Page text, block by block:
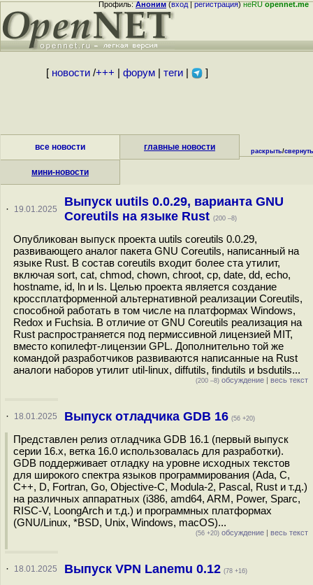
Профиль:Аноним(вход|регистрация)неRUopennet.me
[ новости/+++ форум| теги| ]
все новости главные новости
мини-новости
раскрыть/свернуть
· 19.01.2025
Выпуск uutils 0.0.29, варианта GNU
Coreutils на языке Rust (200 –8)
Опубликован выпуск проекта uutils coreutils 0.0.29,
развивающего аналог пакета GNU Coreutils, написанный на
языке Rust. В состав coreutils входит более ста утилит,
включая sort, cat, chmod, chown, chroot, cp, date, dd, echo,
hostname, id, ln и ls. Целью проекта является создание
кроссплатформенной альтернативной реализации Coreutils,
способной работать в том числе на платформах Windows,
Redox и Fuchsia. В отличие от GNU Coreutils реализация на
Rust распространяется под пермиссивной лицензией MIT,
вместо копилефт-лицензии GPL. Дополнительно той же
командой разработчиков развиваются написанные на Rust
аналоги наборов утилит util-linux, diffutils, findutils и bsdutils...
(200 –8) обсуждение | весь текст
· 18.01.2025 Выпуск отладчика GDB 16 (56 +20)
Представлен релиз отладчика GDB 16.1 (первый выпуск
серии 16.x, ветка 16.0 использовалась для разработки).
GDB поддерживает отладку на уровне исходных текстов
для широкого спектра языков программирования (Ada, C,
C++, D, Fortran, Go, Objective-C, Modula-2, Pascal, Rust и т.д.)
на различных аппаратных (i386, amd64, ARM, Power, Sparc,
RISC-V, LoongArch и т.д.) и программных платформах
(GNU/Linux, *BSD, Unix, Windows, macOS)...
(56 +20) обсуждение | весь текст
· 18.01.2025 Выпуск VPN Lanemu 0.12 (78 +16)